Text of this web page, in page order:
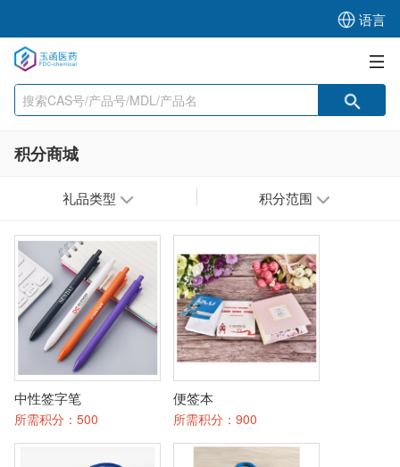
语言
积分商城
礼品类型 积分范围
中性签字笔
所需积分： 500
便签本
所需积分： 900